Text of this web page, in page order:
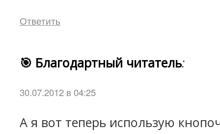
Ответить
🎯 Благодартный читатель:
30.07.2012 в 04:25
А я вот теперь использую